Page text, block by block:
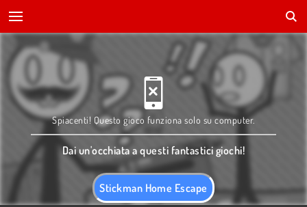
Stickman Home Escape
Spiacenti! Questo gioco funziona solo su computer.
Dai un'occhiata a questi fantastici giochi!